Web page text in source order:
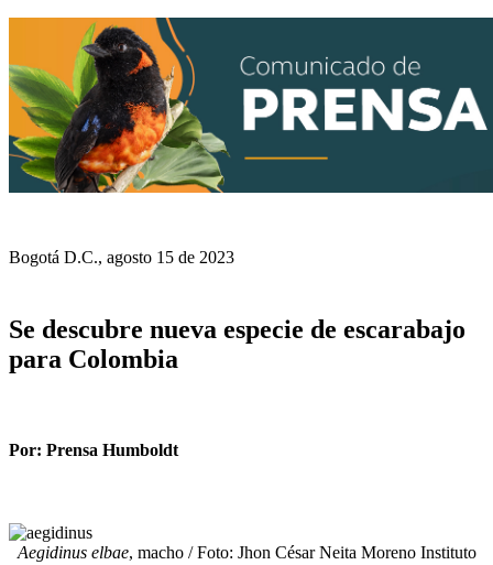
Bogotá D.C., agosto 15 de 2023
Se descubre nueva especie de escarabajo
para Colombia
Por: Prensa Humboldt
Aegidinus elbae, macho / Foto: Jhon César Neita Moreno Instituto